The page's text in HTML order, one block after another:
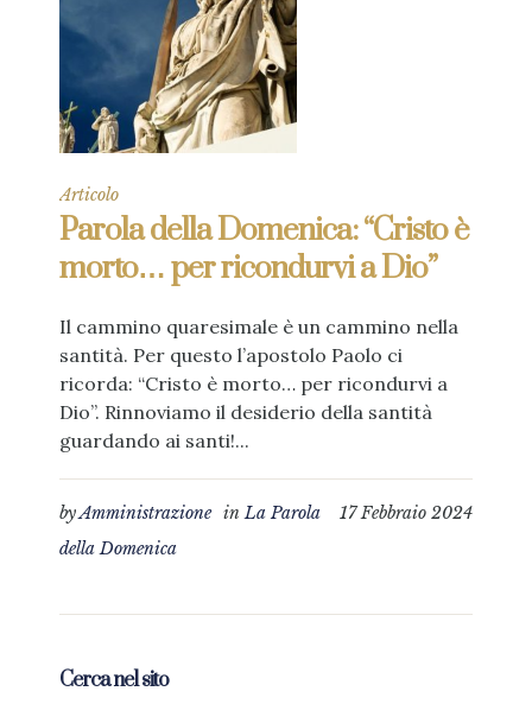
Articolo
Parola della Domenica: “Cristo è
morto… per ricondurvi a Dio”
Il cammino quaresimale è un cammino nella
santità. Per questo l’apostolo Paolo ci
ricorda: “Cristo è morto… per ricondurvi a
Dio”. Rinnoviamo il desiderio della santità
guardando ai santi!...
17 Febbraio 2024
byAmministrazione inLa Parola
della Domenica
Cerca nel sito